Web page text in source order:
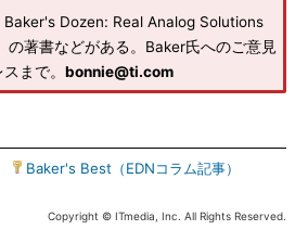
Dozen: Real Analog Solutions
著書などがある。Baker氏へのご意見
まで。 bonnie@ti.com
Baker's Best（EDNコラム記事）
Copyright © ITmedia, Inc. All Rights Reserved.